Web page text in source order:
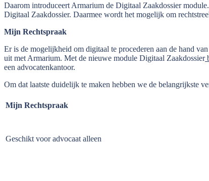
Daarom introduceert Armarium de Digitaal Zaakdossier
Digitaal Zaakdossier. Daarmee wordt het mogelijk om
Mijn Rechtspraak
Er is de mogelijkheid om digitaal te procederen aan de hand
uit met Armarium. Met de nieuwe module Digitaal Zaakdossier
een advocatenkantoor.
Om dat laatste duidelijk te maken hebben we de belangrijkste
Mijn Rechtspraak
Geschikt voor advocaat alleen